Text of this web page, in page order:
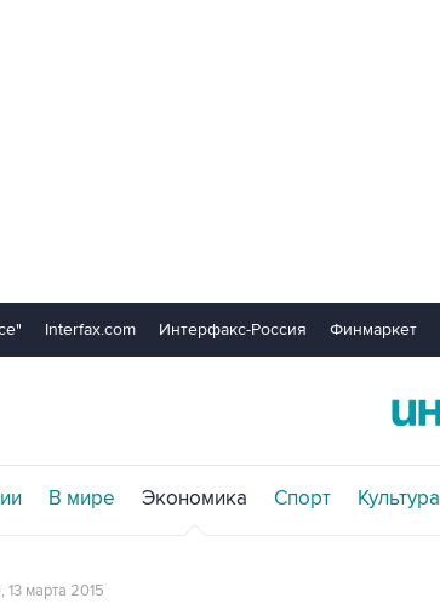
Interfax.com Интерфакс-Россия Финмаркет
В мире Экономика Спорт Культура
13 марта 2015